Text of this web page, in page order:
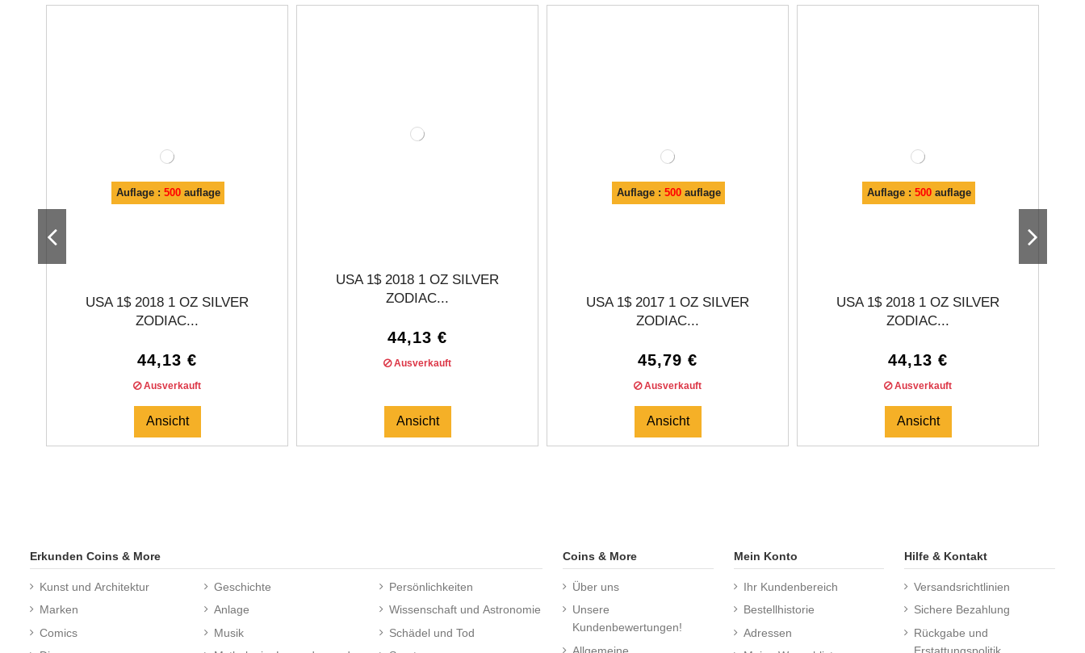
Auflage : 500auflage
USA 1$ 2018 1 OZ SILVER
ZODIAC...
44,13 €
Ausverkauft
Ansicht
USA 1$ 2018 1 OZ SILVER
ZODIAC...
44,13 €
Ausverkauft
Ansicht
Auflage : 500auflage
USA 1$ 2017 1 OZ SILVER
ZODIAC...
45,79 €
Ausverkauft
Ansicht
Auflage : 500auflage
USA 1$ 2018 1 OZ SILVER
ZODIAC...
44,13 €
Ausverkauft
Ansicht
Erkunden Coins & More
Kunst und Architektur
Marken
Comics
Geschichte
Anlage
Musik
Persönlichkeiten
Wissenschaft und Astronomie
Schädel und Tod
Coins & More
Über uns
Unsere
Kundenbewertungen!
Allgemeine
Mein Konto
Ihr Kundenbereich
Bestellhistorie
Adressen
Hilfe & Kontakt
Versandsrichtlinien
Sichere Bezahlung
Rückgabe und
Erstattungspolitik